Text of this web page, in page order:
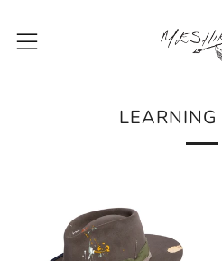
Menu
LEARNING